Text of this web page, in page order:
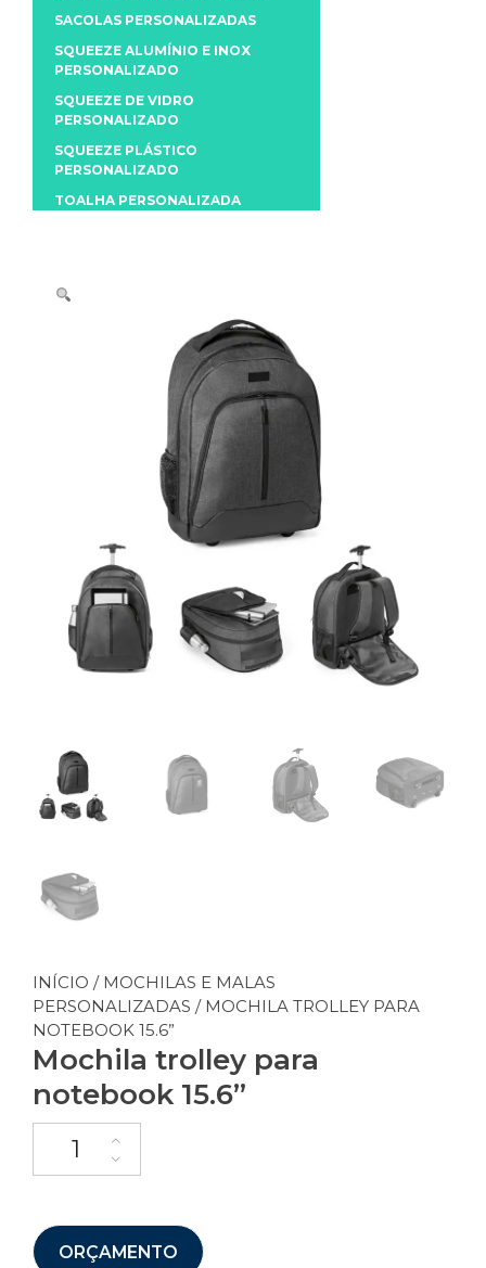
INÍCIO / MOCHILAS E MALAS
PERSONALIZADAS / MOCHILA TROLLEY PARA
NOTEBOOK 15.6”
Mochila trolley para
notebook 15.6”
ORÇAMENTO
SACOLAS PERSONALIZADAS
SQUEEZE ALUMÍNIO E INOX
PERSONALIZADO
SQUEEZE DE VIDRO
PERSONALIZADO
SQUEEZE PLÁSTICO
PERSONALIZADO
TOALHA PERSONALIZADA